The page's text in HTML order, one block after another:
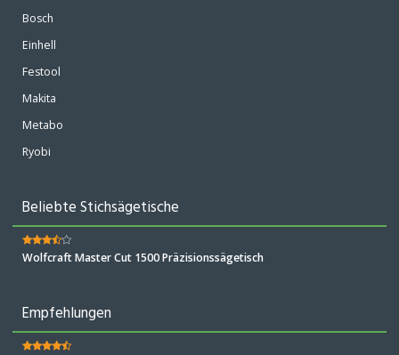
Bosch
Einhell
Festool
Makita
Metabo
Ryobi
Beliebte Stichsägetische
Wolfcraft Master Cut 1500 Präzisionssägetisch
Empfehlungen